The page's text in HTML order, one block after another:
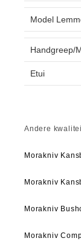
Model
Handgreep/
Etui
Andere
Morakniv
Morakniv
Morakniv
Morakniv